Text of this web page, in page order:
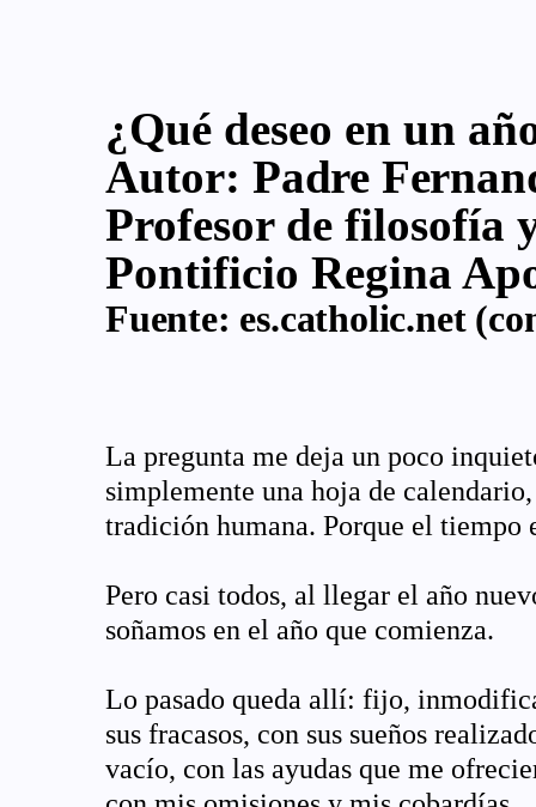
¿Qué deseo en un
Autor: Padre
Profesor de filosofía
Pontificio Regina
Fuente: es.catholic.net
La pregunta me deja un poco
simplemente una hoja de
tradición humana. Porque el tiempo
Pero casi todos, al llegar el año
soñamos en el año que comienza.
Lo pasado queda allí: fijo,
sus fracasos, con sus sueños
vacío, con las ayudas que me